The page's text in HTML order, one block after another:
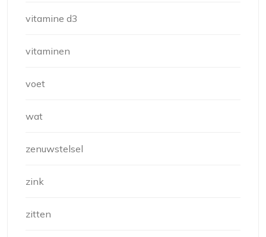
vitamine d3
vitaminen
voet
wat
zenuwstelsel
zink
zitten